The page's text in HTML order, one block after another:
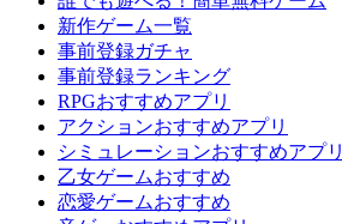
新作ゲーム一覧
事前登録ガチャ
事前登録ランキング
RPGおすすめアプリ
アクションおすすめアプリ
シミュレーションおすすめアプリ
乙女ゲームおすすめ
恋愛ゲームおすすめ